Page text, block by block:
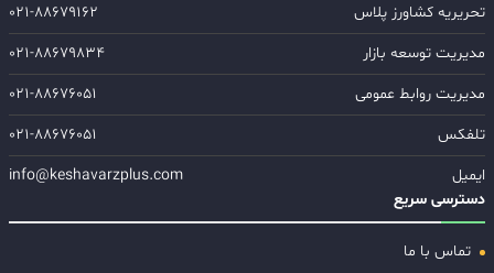
تحریریه کشاورز پلاس
۰۲۱-۸۸۶۷۹۱۶۲
مدیریت توسعه بازار
۰۲۱-۸۸۶۷۹۸۳۴
مدیریت روابط عمومی
۰۲۱-۸۸۶۷۶۰۵۱
تلفکس
۰۲۱-۸۸۶۷۶۰۵۱
ایمیل
info@keshavarzplus.com
دسترسی سریع
تماس با ما